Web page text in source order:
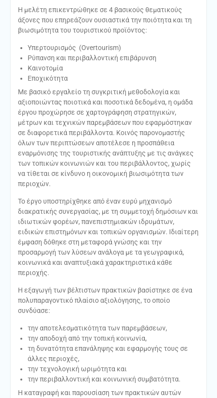
Η μελέτη επικεντρώθηκε σε 4 βασικούς θεματικούς
άξονες που επηρεάζουν ουσιαστικά την ποιότητα και τη
βιωσιμότητα του τουριστικού προϊόντος:
Υπερτουρισμός (Overtourism)
Ρύπανση και περιβαλλοντική επιβάρυνση
Καινοτομία
Εποχικότητα
Με βασικό εργαλείο τη συγκριτική μεθοδολογία και
αξιοποιώντας ποιοτικά και ποσοτικά δεδομένα, η ομάδα
έργου προχώρησε σε χαρτογράφηση στρατηγικών,
μέτρων και τεχνικών παρεμβάσεων που εφαρμόστηκαν
σε διαφορετικά περιβάλλοντα. Κοινός παρονομαστής
όλων των περιπτώσεων αποτέλεσε η προσπάθεια
εναρμόνισης της τουριστικής ανάπτυξης με τις ανάγκες
των τοπικών κοινωνιών και του περιβάλλοντος, χωρίς
να τίθεται σε κίνδυνο η οικονομική βιωσιμότητα των
περιοχών.
Το έργο υποστηρίχθηκε από έναν ευρύ μηχανισμό
διακρατικής συνεργασίας, με τη συμμετοχή δημόσιων και
ιδιωτικών φορέων, πανεπιστημιακών ιδρυμάτων,
ειδικών επιστημόνων και τοπικών οργανισμών. Ιδιαίτερη
έμφαση δόθηκε στη μεταφορά γνώσης και την
προσαρμογή των λύσεων ανάλογα με τα γεωγραφικά,
κοινωνικά και αναπτυξιακά χαρακτηριστικά κάθε
περιοχής.
Η εξαγωγή των βέλτιστων πρακτικών βασίστηκε σε ένα
πολυπαραγοντικό πλαίσιο αξιολόγησης, το οποίο
συνδύασε:
την αποτελεσματικότητα των παρεμβάσεων,
την αποδοχή από την τοπική κοινωνία,
τη δυνατότητα επανάληψης και εφαρμογής τους σε
άλλες περιοχές,
την τεχνολογική ωριμότητα και
την περιβαλλοντική και κοινωνική συμβατότητα.
Η καταγραφή και παρουσίαση των πρακτικών αυτών